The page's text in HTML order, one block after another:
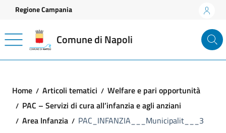
Vai ai contenuti
Vai al footer
Regione Campania
Comune di Napoli
Home Articoli tematici
Welfare e pari opportunità
PAC – Servizi di cura all’infanzia e agli anziani
Area Infanzia
PAC_INFANZIA___Municipalit___3